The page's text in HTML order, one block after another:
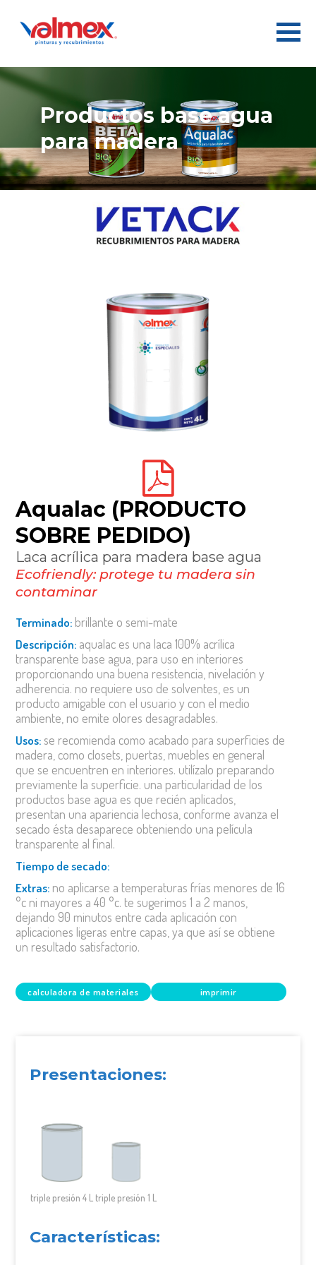
productos base agua
para madera
Aqualac (PRODUCTO
SOBRE PEDIDO)
laca acrílica para madera base agua
ecofriendly: protege tu madera sin
contaminar
terminado: brillante o semi-mate
descripción: aqualac es una laca 100% acrílica
transparente base agua, para uso en interiores
proporcionando una buena resistencia, nivelación y
adherencia. no requiere uso de solventes, es un
producto amigable con el usuario y con el medio
ambiente, no emite olores desagradables.
usos:se recomienda como acabado para superficies de
madera, como closets, puertas, muebles en general
que se encuentren en interiores. utilízalo preparando
previamente la superficie. una particularidad de los
productos base agua es que recién aplicados,
presentan una apariencia lechosa, conforme avanza el
secado ésta desaparece obteniendo una película
transparente al final.
tiempo de secado:
extras: no aplicarse a temperaturas frías menores de 16
°c ni mayores a 40 °c. te sugerimos 1 a 2 manos,
dejando 90 minutos entre cada aplicación con
aplicaciones ligeras entre capas, ya que así se obtiene
un resultado satisfactorio.
calculadora de materiales imprimir
Presentaciones:
triple presión 4 L triple presión 1 L
Características: